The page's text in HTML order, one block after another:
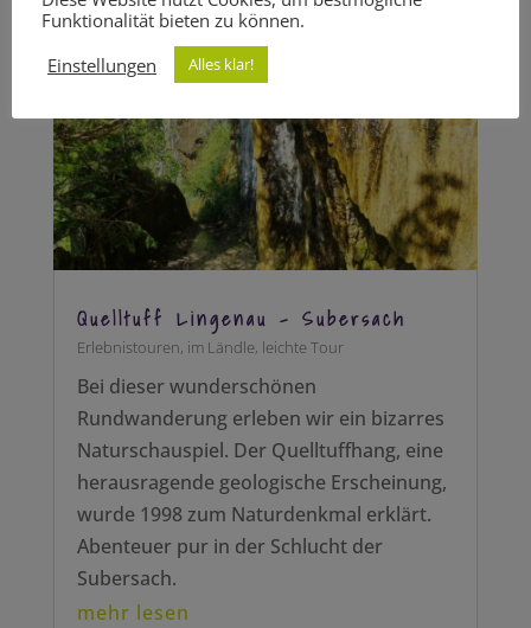
Quelltuff Lingenau – Subersach
Erlebnistouren, im Ländle, leichte Tour
Bei dieser wunderschönen
Rundwanderung erleben wir ein bizarres
Naturschauspiel. Der Quelltuffhang, eine
herausragende geologische Erscheinung,
wurde 1998 zum Naturdenkmal erklärt.
Abenteuer pur in der Schlucht der
Subersach.
mehr lesen
Funktionalität bieten zu können.
Einstellungen
Alles klar!